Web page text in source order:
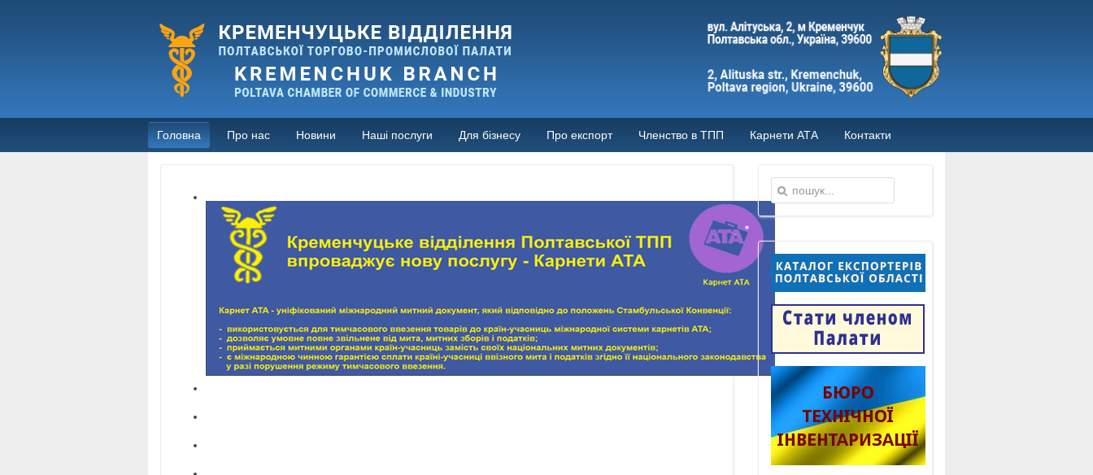
Головна Про нас Новини Наші послуги Для бізнесу Про експорт Членство в ТПП Карнети АТА Контакти